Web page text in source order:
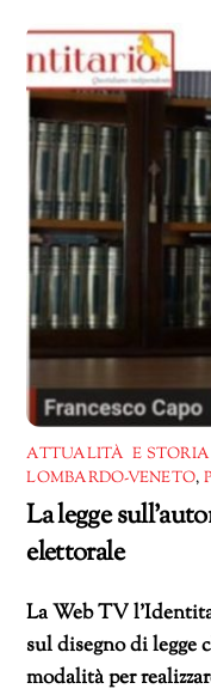
corso…
ATTUALITÀ E STORIA
LOMBARDO-VENETO,
La legge
elettorale
La Web TV
sul disegno di legge
modalità per